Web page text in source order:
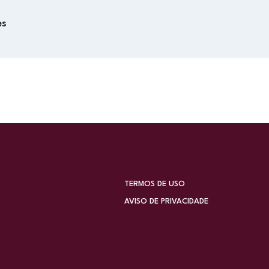
TERMOS DE USO
AVISO DE PRIVACIDADE